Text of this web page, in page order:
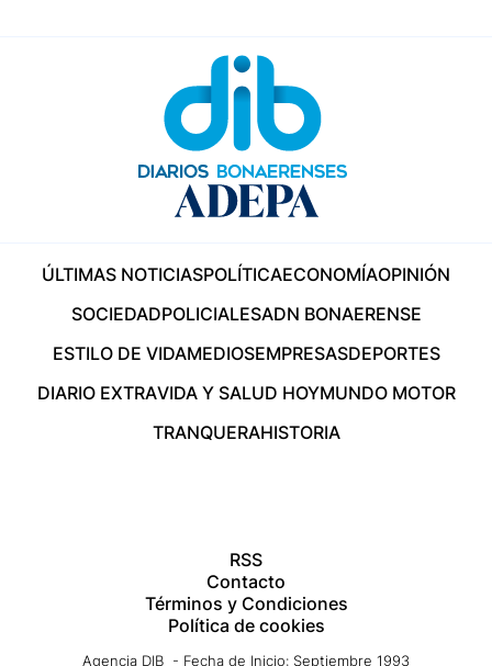
ÚLTIMAS NOTICIASPOLÍTICAECONOMÍAOPINIÓN
SOCIEDADPOLICIALESADN BONAERENSE
ESTILO DE VIDAMEDIOSEMPRESASDEPORTES
DIARIO EXTRAVIDA Y SALUD HOYMUNDO MOTOR
TRANQUERAHISTORIA
RSS
Contacto
Términos y Condiciones
Política de cookies
Agencia DIB - Fecha de Inicio: Septiembre 1993